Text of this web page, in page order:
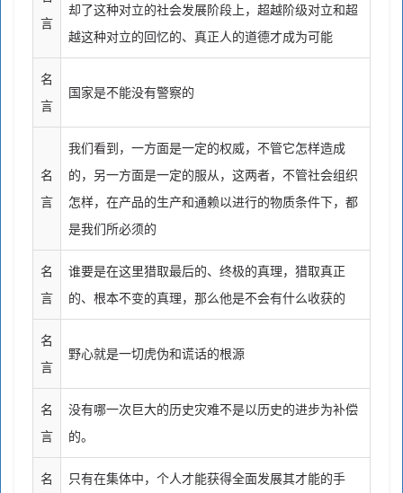
言
却了这种对立的社会发展阶段上，超越阶级对立和超
越这种对立的回忆的、真正人的道德才成为可能
名
言
国家是不能没有警察的
名
言
我们看到，一方面是一定的权威，不管它怎样造成
的，另一方面是一定的服从，这两者，不管社会组织
怎样，在产品的生产和通赖以进行的物质条件下，都
是我们所必须的
名
言
谁要是在这里猎取最后的、终极的真理，猎取真正
的、根本不变的真理，那么他是不会有什么收获的
名
言
野心就是一切虎伪和谎话的根源
名
言
没有哪一次巨大的历史灾难不是以历史的进步为补偿
的。
名
只有在集体中，个人才能获得全面发展其才能的手